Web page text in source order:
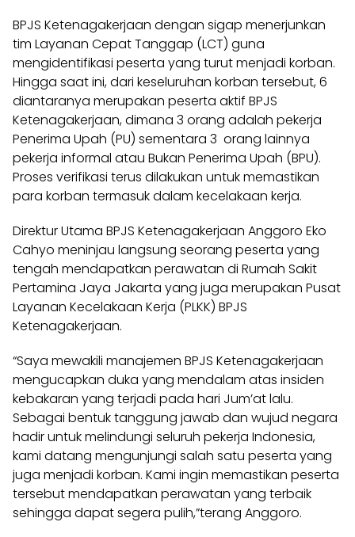
BPJS Ketenagakerjaan dengan sigap menerjunkan
tim Layanan Cepat Tanggap (LCT) guna
mengidentifikasi peserta yang turut menjadi korban.
Hingga saat ini, dari keseluruhan korban tersebut, 6
diantaranya merupakan peserta aktif BPJS
Ketenagakerjaan, dimana 3 orang adalah pekerja
Penerima Upah (PU) sementara 3 orang lainnya
pekerja informal atau Bukan Penerima Upah (BPU).
Proses verifikasi terus dilakukan untuk memastikan
para korban termasuk dalam kecelakaan kerja.
Direktur Utama BPJS Ketenagakerjaan Anggoro Eko
Cahyo meninjau langsung seorang peserta yang
tengah mendapatkan perawatan di Rumah Sakit
Pertamina Jaya Jakarta yang juga merupakan Pusat
Layanan Kecelakaan Kerja (PLKK) BPJS
Ketenagakerjaan.
“Saya mewakili manajemen BPJS Ketenagakerjaan
mengucapkan duka yang mendalam atas insiden
kebakaran yang terjadi pada hari Jum’at lalu.
Sebagai bentuk tanggung jawab dan wujud negara
hadir untuk melindungi seluruh pekerja Indonesia,
kami datang mengunjungi salah satu peserta yang
juga menjadi korban. Kami ingin memastikan peserta
tersebut mendapatkan perawatan yang terbaik
sehingga dapat segera pulih,”terang Anggoro.